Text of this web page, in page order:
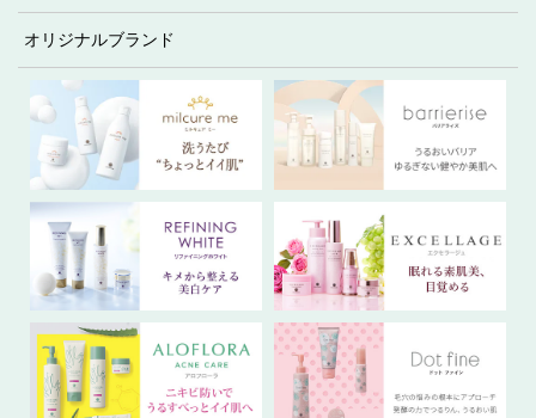
オリジナルブランド